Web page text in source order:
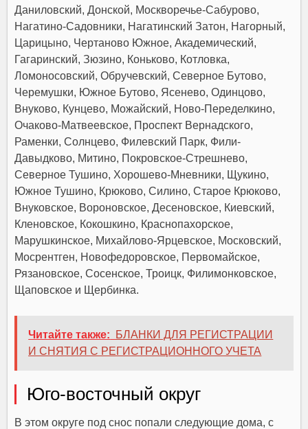
Даниловский, Донской, Москворечье-Сабурово,
Нагатино-Садовники, Нагатинский Затон, Нагорный,
Царицыно, Чертаново Южное, Академический,
Гагаринский, Зюзино, Коньково, Котловка,
Ломоносовский, Обручевский, Северное Бутово,
Черемушки, Южное Бутово, Ясенево, Одинцово,
Внуково, Кунцево, Можайский, Ново-Переделкино,
Очаково-Матвеевское, Проспект Вернадского,
Раменки, Солнцево, Филевский Парк, Фили-
Давыдково, Митино, Покровское-Стрешнево,
Северное Тушино, Хорошево-Мневники, Щукино,
Южное Тушино, Крюково, Силино, Старое Крюково,
Внуковское, Вороновское, Десеновское, Киевский,
Кленовское, Кокошкино, Краснопахорское,
Марушкинское, Михайлово-Ярцевское, Московский,
Мосрентген, Новофедоровское, Первомайское,
Рязановское, Сосенское, Троицк, Филимонковское,
Щаповское и Щербинка.
Читайте также:
БЛАНКИ ДЛЯ РЕГИСТРАЦИИ
И СНЯТИЯ С РЕГИСТРАЦИОННОГО УЧЕТА
Юго-восточный округ
В этом округе под снос попали следующие дома, с